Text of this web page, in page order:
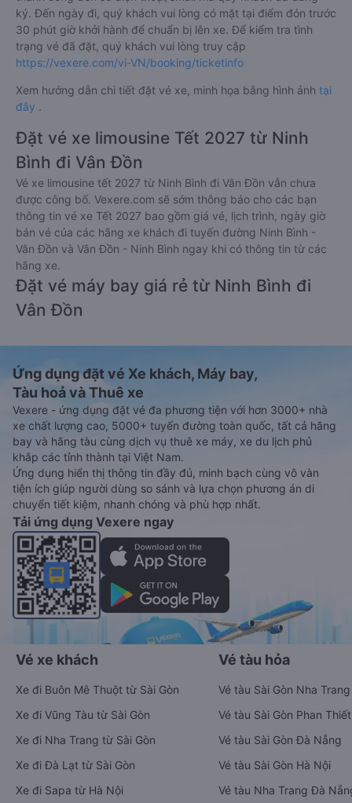
ký. Đến ngày đi, quý khách vui lòng có mặt tại điểm đón trước
30 phút giờ khởi hành để chuẩn bị lên xe. Để kiểm tra tình
trạng vé đã đặt, quý khách vui lòng truy cập
https://vexere.com/vi-VN/booking/ticketinfo
Xem hướng dẫn chi tiết đặt vé xe, minh họa bằng hình ảnh tại
đây .
Đặt vé xe limousine Tết 2027 từ Ninh
Bình đi Vân Đồn
Vé xe limousine tết 2027 từ Ninh Bình đi Vân Đồn vẫn chưa
được công bố. Vexere.com sẽ sớm thông báo cho các bạn
thông tin vé xe Tết 2027 bao gồm giá vé, lịch trình, ngày giờ
bán vé của các hãng xe khách đi tuyến đường Ninh Bình -
Vân Đồn và Vân Đồn - Ninh Bình ngay khi có thông tin từ các
hãng xe.
Đặt vé máy bay giá rẻ từ Ninh Bình đi
Vân Đồn
Ứng dụng đặt vé Xe khách, Máy bay,
Tàu hoả và Thuê xe
Vexere - ứng dụng đặt vé đa phương tiện với hơn 3000+ nhà
xe chất lượng cao, 5000+ tuyến đường toàn quốc, tất cả hãng
bay và hãng tàu cùng dịch vụ thuê xe máy, xe du lịch phủ
khắp các tỉnh thành tại Việt Nam.
Ứng dụng hiển thị thông tin đầy đủ, minh bạch cùng vô vàn
tiện ích giúp người dùng so sánh và lựa chọn phương án di
chuyển tiết kiệm, nhanh chóng và phù hợp nhất.
Tải ứng dụng Vexere ngay
Vé xe khách
Xe đi Buôn Mê Thuột từ Sài Gòn
Xe đi Vũng Tàu từ Sài Gòn
Xe đi Nha Trang từ Sài Gòn
Xe đi Đà Lạt từ Sài Gòn
Xe đi Sapa từ Hà Nội
Vé tàu hỏa
Vé tàu Sài Gòn Nha Trang
Vé tàu Sài Gòn Phan Thiết
Vé tàu Sài Gòn Đà Nẵng
Vé tàu Sài Gòn Hà Nội
Vé tàu Nha Trang Đà